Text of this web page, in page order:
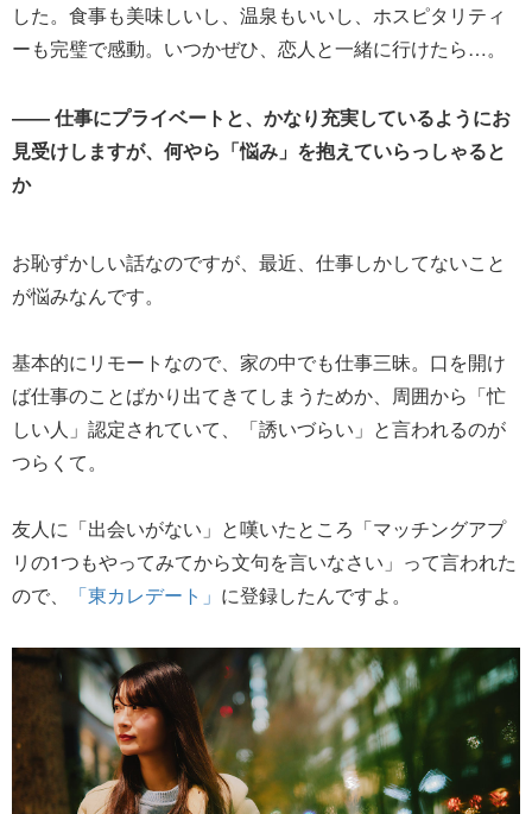
した。食事も美味しいし、温泉もいいし、ホスピタリティ
ーも完璧で感動。いつかぜひ、恋人と一緒に行けたら…。
―― 仕事にプライベートと、かなり充実しているようにお
見受けしますが、何やら「悩み」を抱えていらっしゃると
か
お恥ずかしい話なのですが、最近、仕事しかしてないこと
が悩みなんです。
基本的にリモートなので、家の中でも仕事三昧。口を開け
ば仕事のことばかり出てきてしまうためか、周囲から「忙
しい人」認定されていて、「誘いづらい」と言われるのが
つらくて。
友人に「出会いがない」と嘆いたところ「マッチングアプ
リの1つもやってみてから文句を言いなさい」って言われた
ので、
「東カレデート」 に登録したんですよ。